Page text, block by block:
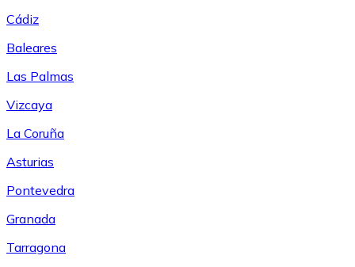
Cádiz
Baleares
Las Palmas
Vizcaya
La Coruña
Asturias
Pontevedra
Granada
Tarragona